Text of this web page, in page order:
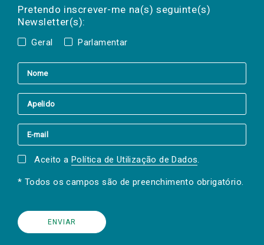
Pretendo inscrever-me na(s) seguinte(s)
Newsletter(s):
Geral Parlamentar
a(s) newsletter(s).
mail
Aceito a Política de Utilização de Dados.
* Todos os campos são de preenchimento obrigatório.